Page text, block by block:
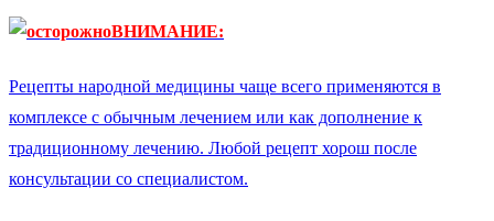
ВНИМАНИЕ:
Рецепты народной медицины чаще всего применяются в
комплексе с обычным лечением или как дополнение к
традиционному лечению. Любой рецепт хорош после
консультации со специалистом.